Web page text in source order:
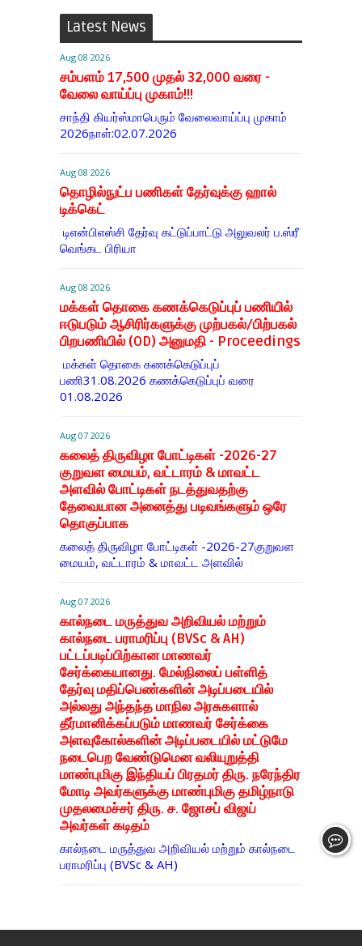
Latest News
Aug 08 2026
சம்பளம் 17,500 முதல் 32,000 வரை -
வேலை வாய்ப்பு முகாம்!!!
சாந்தி கியர்ஸ்மாபெரும் வேலைவாய்ப்பு முகாம்
2026நாள்:02.07.2026
Aug 08 2026
தொழில்நுட்ப பணிகள் தேர்வுக்கு ஹால் ​
டிக்கெட்
டிஎன்​பிஎஸ்சி தேர்வு கட்​டுப்​பாட்டு அலு​வலர் ப.ஸ்ரீ
வெங்கட பிரியா
Aug 08 2026
மக்கள் தொகை கணக்கெடுப்புப் பணியில்
ஈடுபடும் ஆசிரிர்களுக்கு முற்பகல்/பிற்பகல்
பிறபணியில் (OD) அனுமதி - Proceedings
மக்கள் தொகை கணக்கெடுப்புப்
பணி31.08.2026 கணக்கெடுப்புப் வரை
01.08.2026
Aug 07 2026
கலைத் திருவிழா போட்டிகள் -2026-27
குறுவள மையம், வட்டாரம் & மாவட்ட
அளவில் போட்டிகள் நடத்துவதற்கு
தேவையான அனைத்து படிவங்களும் ஒரே
தொகுப்பாக
கலைத் திருவிழா போட்டிகள் -2026-27குறுவள
மையம், வட்டாரம் & மாவட்ட அளவில்
Aug 07 2026
கால்நடை மருத்துவ அறிவியல் மற்றும்
கால்நடை பராமரிப்பு (BVSc & AH)
பட்டப்படிப்பிற்கான மாணவர்
சேர்க்கையானது. மேல்நிலைப் பள்ளித்
தேர்வு மதிப்பெண்களின் அடிப்படையில்
அல்லது அந்தந்த மாநில அரசுகளால்
தீர்மானிக்கப்படும் மாணவர் சேர்க்கை
அளவுகோல்களின் அடிப்படையில் மட்டுமே
நடைபெற வேண்டுமென வலியுறுத்தி
மாண்புமிகு இந்தியப் பிரதமர் திரு. நரேந்திர
மோடி அவர்களுக்கு மாண்புமிகு தமிழ்நாடு
முதலமைச்சர் திரு. ச. ஜோசப் விஜய்
அவர்கள் கடிதம்
கால்நடை மருத்துவ அறிவியல் மற்றும் கால்நடை
பராமரிப்பு (BVSc & AH)